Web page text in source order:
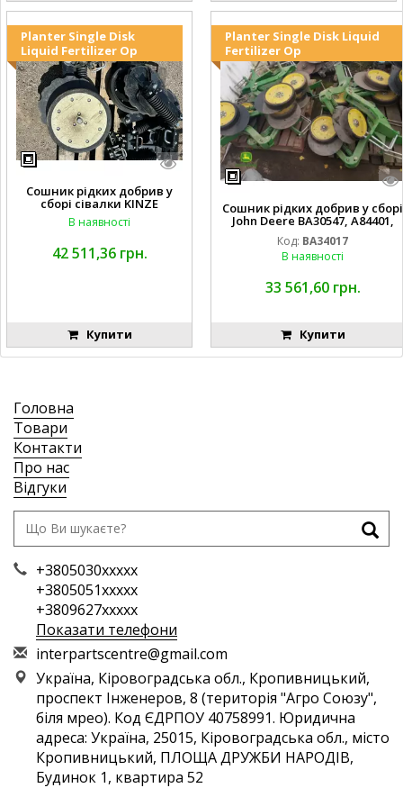
Planter Single Disk
Liquid Fertilizer Op
Сошник рідких добрив у
сборі сівалки KINZE
В наявності
42 511,36 грн.
Купити
Planter Single Disk Liquid
Fertilizer Op
Сошник рідких добрив у сборі
John Deere BA30547, A84401,
AA65563, AA65562, A82739,
A82743, AA56092, A72503,
A72504,
68, H137235, A72358, AA65564, A
A65566, A49917, A49918,
Код: BA34017
В наявності
33 561,60 грн.
Купити
Головна
Товари
Контакти
Про нас
Відгуки
+3805030xxxxx
+3805051xxxxx
+3809627xxxxx
Показати телефони
interpartscentre@gmail.com
Україна, Кіровоградська обл., Кропивницький,
проспект Інженеров, 8 (територія "Агро Союзу",
біля мрео). Код ЄДРПОУ 40758991. Юридична
адреса: Україна, 25015, Кіровоградська обл., місто
Кропивницький, ПЛОЩА ДРУЖБИ НАРОДІВ,
Будинок 1, квартира 52